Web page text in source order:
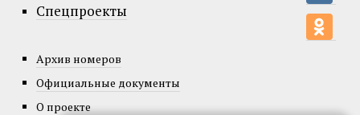
Спецпроекты
Архив номеров
Официальные документы
О проекте